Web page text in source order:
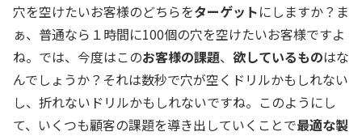
穴を空けたいお客様のどちらをターゲットにしますか？ま
ぁ、普通なら１時間に100個の穴を空けたいお客様ですよ
ね。では、今度はこのお客様の課題、 欲しているものはな
んでしょうか？それは数秒で穴が空くドリルかもしれない
し、折れないドリルかもしれないですね。このようにし
て、いくつも顧客の課題を導き出していくことで最適な製